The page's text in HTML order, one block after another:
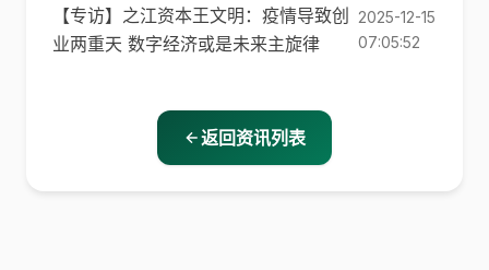
【专访】之江资本王文明：疫情导致创
业两重天 数字经济或是未来主旋律
2025-12-15
07:05:52
返回资讯列表